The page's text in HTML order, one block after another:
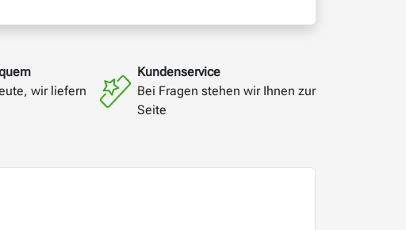
wir liefern
Kundenservice
Bei Fragen stehen wir Ihnen zur
Seite